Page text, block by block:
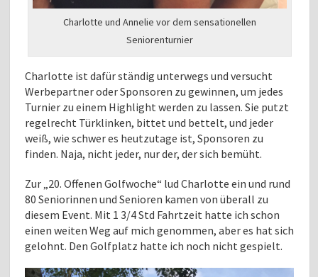
Charlotte und Annelie vor dem sensationellen
Seniorenturnier
Charlotte ist dafür ständig unterwegs und versucht
Werbepartner oder Sponsoren zu gewinnen, um jedes
Turnier zu einem Highlight werden zu lassen. Sie putzt
regelrecht Türklinken, bittet und bettelt, und jeder
weiß, wie schwer es heutzutage ist, Sponsoren zu
finden. Naja, nicht jeder, nur der, der sich bemüht.
Zur „20. Offenen Golfwoche“ lud Charlotte ein und rund
80 Seniorinnen und Senioren kamen von überall zu
diesem Event. Mit 1 3/4 Std Fahrtzeit hatte ich schon
einen weiten Weg auf mich genommen, aber es hat sich
gelohnt. Den Golfplatz hatte ich noch nicht gespielt.